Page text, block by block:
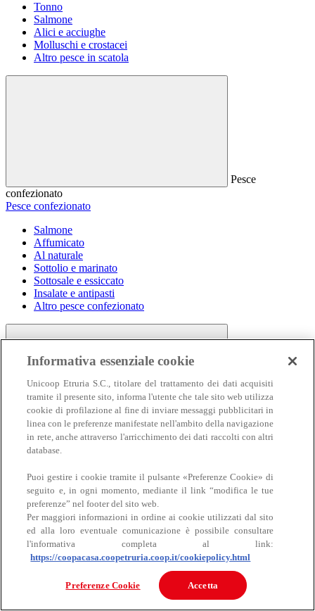
Tonno
Salmone
Alici e acciughe
Molluschi e crostacei
Altro pesce in scatola
Pesce
confezionato
Pesce confezionato
Salmone
Affumicato
Al naturale
Sottolio e marinato
Sottosale e essiccato
Insalate e antipasti
Altro pesce confezionato
Carne
Carne
Bovino
Informativa essenziale cookie
Unicoop Etruria S.C., titolare del trattamento dei dati acquisiti
tramite il presente sito, informa l'utente che tale sito web utilizza
cookie di profilazione al fine di inviare messaggi pubblicitari in
linea con le preferenze manifestate nell'ambito della navigazione
in rete, anche attraverso l'arricchimento dei dati raccolti con altri
database.
Puoi gestire i cookie tramite il pulsante «Preferenze Cookie» di
seguito e, in ogni momento, mediante il link “modifica le tue
preferenze” nel footer del sito web.
Per maggiori informazioni in ordine ai cookie utilizzati dal sito
ed alla loro eventuale comunicazione è possibile consultare
l'informativa completa al link:
https://coopacasa.coopetruria.coop.it/cookiepolicy.html
Preferenze Cookie Accetta